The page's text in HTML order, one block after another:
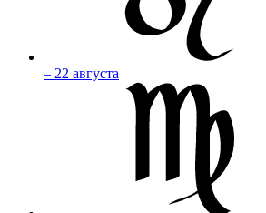
– 22 августа